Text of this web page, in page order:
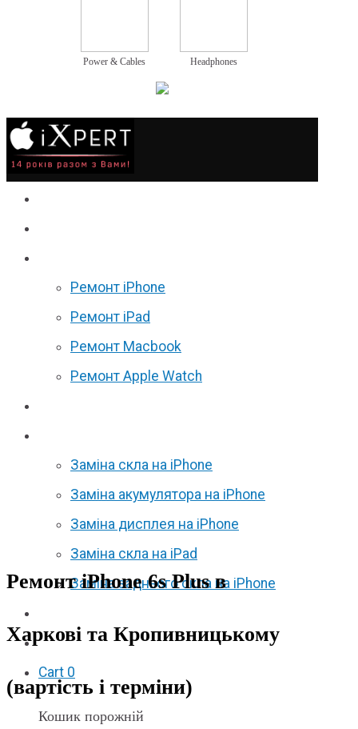
Power & Cables Headphones
Ремонт iPhone
Ремонт iPad
Ремонт Macbook
Ремонт Apple Watch
Заміна скла на iPhone
Заміна акумулятора на iPhone
Заміна дисплея на iPhone
Заміна скла на iPad
Заміна заднього скла на iPhone
F.A.Q
Cart 0
Кошик порожній
Ремонт iPhone 6s Plus в
Харкові та Кропивницькому
(вартість і терміни)